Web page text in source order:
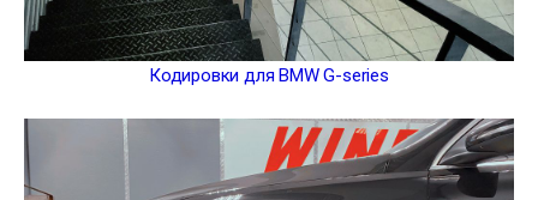
Кодировки для BMW G-series